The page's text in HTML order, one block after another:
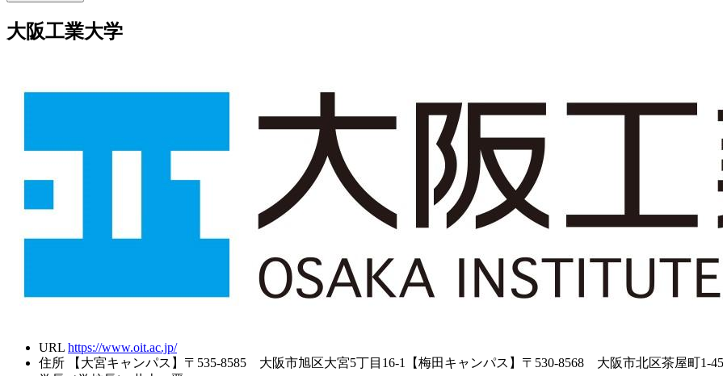
大阪工業大学
URL https://www.oit.ac.jp/
住所
【大宮キャンパス】〒535-8585 大阪市旭区大宮5丁目16-1【梅田キャンパス】〒530-8568 大阪市北区茶屋町1-